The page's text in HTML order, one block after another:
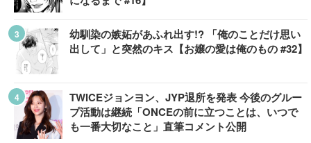
幼馴染の嫉妬があふれ出す!? 「俺のことだけ思い
出して」と突然のキス【お嬢の愛は俺のもの #32】
TWICEジョンヨン、JYP退所を発表 今後のグルー
プ活動は継続「ONCEの前に立つことは、いつで
も一番大切なこと」直筆コメント公開